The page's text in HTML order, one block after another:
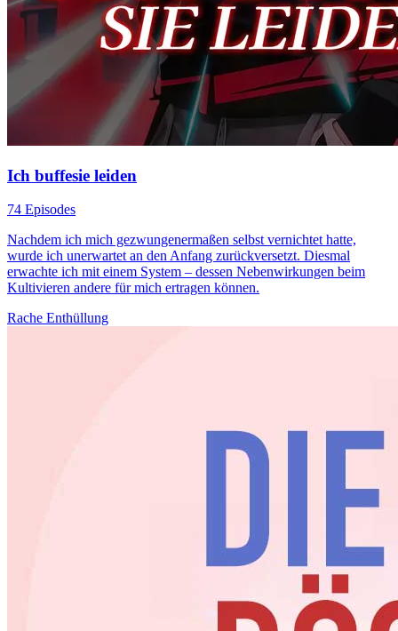
Ich buffesie leiden
74 Episodes
Nachdem ich mich gezwungenermaßen selbst vernichtet hatte,
wurde ich unerwartet an den Anfang zurückversetzt. Diesmal
erwachte ich mit einem System – dessen Nebenwirkungen beim
Kultivieren andere für mich ertragen können.
Rache Enthüllung